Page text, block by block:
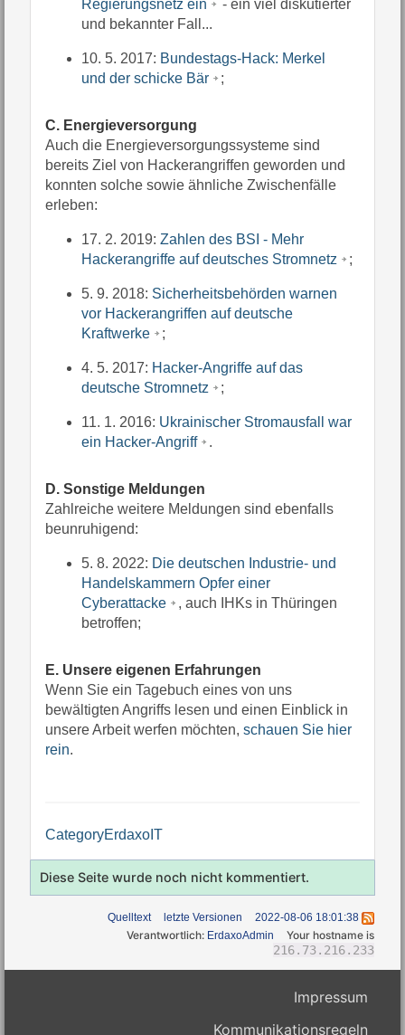
Regierungsnetz ein
- ein viel diskutierter
und bekannter Fall...
10. 5. 2017: Bundestags-Hack: Merkel
und der schicke Bär
;
C. Energieversorgung
Auch die Energieversorgungssysteme sind
bereits Ziel von Hackerangriffen geworden und
konnten solche sowie ähnliche Zwischenfälle
erleben:
17. 2. 2019: Zahlen des BSI - Mehr
Hackerangriffe auf deutsches Stromnetz
;
5. 9. 2018: Sicherheitsbehörden warnen
vor Hackerangriffen auf deutsche
Kraftwerke
;
4. 5. 2017: Hacker-Angriffe auf das
deutsche Stromnetz
;
11. 1. 2016: Ukrainischer Stromausfall war
ein Hacker-Angriff
.
D. Sonstige Meldungen
Zahlreiche weitere Meldungen sind ebenfalls
beunruhigend:
5. 8. 2022: Die deutschen Industrie- und
Handelskammern Opfer einer
Cyberattacke
, auch IHKs in Thüringen
betroffen;
E. Unsere eigenen Erfahrungen
Wenn Sie ein Tagebuch eines von uns
bewältigten Angriffs lesen und einen Einblick in
unsere Arbeit werfen möchten, schauen Sie hier
rein.
CategoryErdaxoIT
Diese Seite wurde noch nicht kommentiert.
Quelltext letzte Versionen 2022-08-06 18:01:38
Verantwortlich: ErdaxoAdmin Your hostname is
216.73.216.233
Impressum
Kommunikationsregeln